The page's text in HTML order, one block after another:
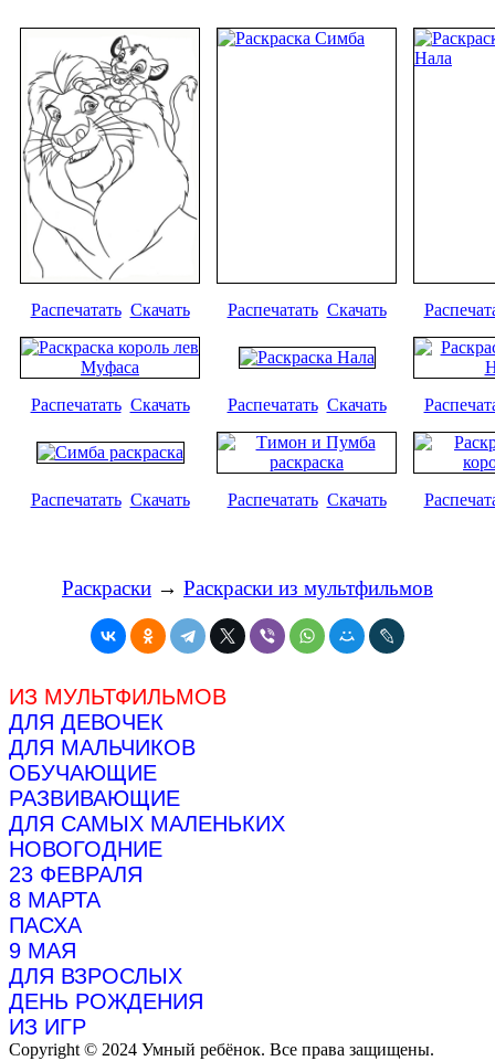
Распечатать Скачать Распечатать Скачать
Распечатать Скачать Распечатать Скачать
Распечатать Скачать Распечатать Скачать
Раскраски → Раскраски из мультфильмов
ИЗ МУЛЬТФИЛЬМОВ
ДЛЯ ДЕВОЧЕК
ДЛЯ МАЛЬЧИКОВ
ОБУЧАЮЩИЕ
РАЗВИВАЮЩИЕ
ДЛЯ САМЫХ МАЛЕНЬКИХ
НОВОГОДНИЕ
23 ФЕВРАЛЯ
8 МАРТА
ПАСХА
9 МАЯ
ДЛЯ ВЗРОСЛЫХ
ДЕНЬ РОЖДЕНИЯ
ИЗ ИГР
Copyright © 2024 Умный ребёнок. Все права защищены.